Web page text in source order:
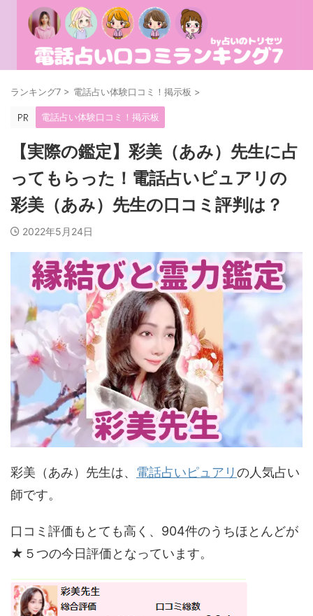
ランキング7 > 電話占い体験口コミ！掲示板 >
電話占い体験口コミ！掲示板
【実際の鑑定】彩美（あみ）先生に占
ってもらった！電話占いピュアリの
彩美（あみ）先生の口コミ評判は？
2022年5月24日
彩美（あみ）先生は、 電話占いピュアリの人気占い
師です。
口コミ評価もとても高く、904件のうちほとんどが
★５つの今日評価となっています。